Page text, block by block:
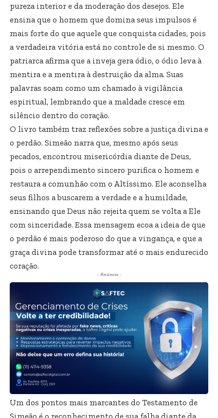
pureza interior e da moderação dos desejos. Ele
ensina que o homem que domina seus impulsos é
mais forte do que aquele que conquista cidades, pois
a verdadeira vitória está no controle de si mesmo. O
patriarca afirma que a inveja gera ódio, o ódio leva à
mentira e a mentira à destruição da alma. Suas
palavras soam como um chamado à vigilância
espiritual, lembrando que a maldade cresce em
silêncio dentro do coração.
O livro também traz reflexões sobre a justiça divina e
o perdão. Simeão narra que, mesmo após seus
pecados, encontrou misericórdia diante de Deus,
pois o arrependimento sincero purifica o homem e
restaura a comunhão com o Altíssimo. Ele aconselha
seus filhos a buscarem a verdade e a humildade,
ensinando que Deus não rejeita quem se volta a Ele
com sinceridade. Essa mensagem ecoa a ideia de que
o perdão é mais poderoso do que a vingança, e que a
graça divina pode transformar até o mais endurecido
coração.
- Anúncio -
Um dos pontos mais marcantes do Testamento de